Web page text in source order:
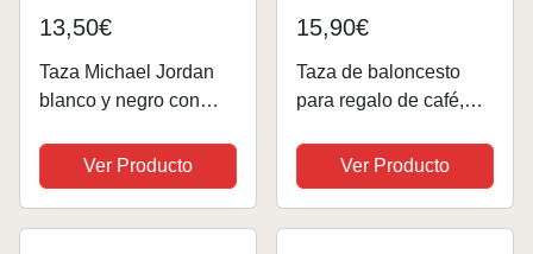
13,50€
Taza Michael Jordan
blanco y negro con
de la NBA. Regalo
MJordan Air |
Cerámica 355ml
Ver Producto
15,90€
Taza de baloncesto
para regalo de café,
jugador de baloncesto,
taza de café con
diseño de baloncesto,
Ver Producto